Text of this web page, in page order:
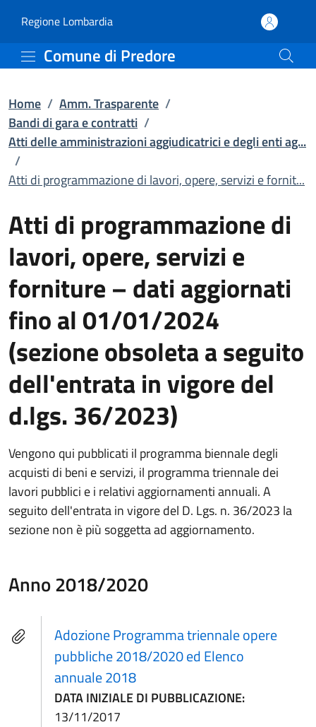
Atti di
Regione Lombardia(apre in un'altra scheda).
Comune di Predore
Home / Amm. Trasparente /
Bandi di gara e contratti /
Atti delle amministrazioni aggiudicatrici e degli enti ag...
/
Atti di programmazione di lavori, opere, servizi e fornit...
Atti di programmazione di
lavori, opere, servizi e
forniture – dati aggiornati
fino al 01/01/2024
(sezione obsoleta a seguito
dell'entrata in vigore del
d.lgs. 36/2023)
Vengono qui pubblicati il programma biennale degli
acquisti di beni e servizi, il programma triennale dei
lavori pubblici e i relativi aggiornamenti annuali. A
seguito dell'entrata in vigore del D. Lgs. n. 36/2023 la
sezione non è più soggetta ad aggiornamento.
Anno 2018/2020
Adozione Programma triennale opere
pubbliche 2018/2020 ed Elenco
annuale 2018
DATA INIZIALE DI PUBBLICAZIONE:
13/11/2017